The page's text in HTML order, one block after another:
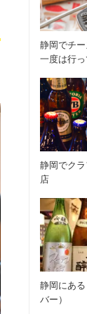
静岡でチ
一度は行
静岡でク
店
静岡にあ
バー）